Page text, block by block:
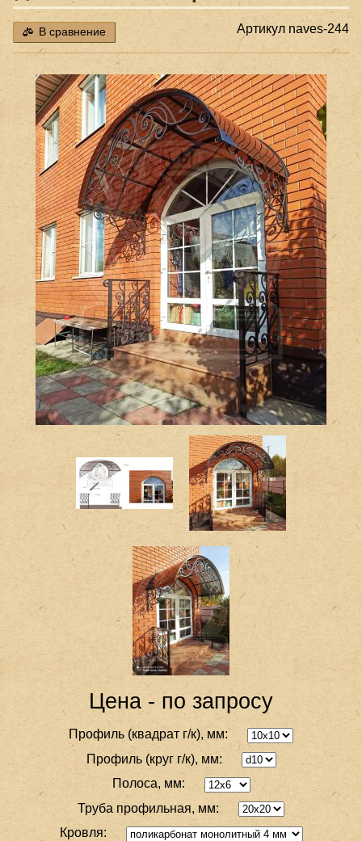
В сравнение Артикул naves-244
Цена - по запросу
Профиль (квадрат г/к), мм:
Профиль (круг г/к), мм:
Полоса, мм:
Труба профильная, мм:
Кровля: